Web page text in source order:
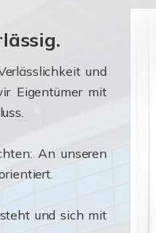
und
Eigentümer mit
An unseren
und sich mit